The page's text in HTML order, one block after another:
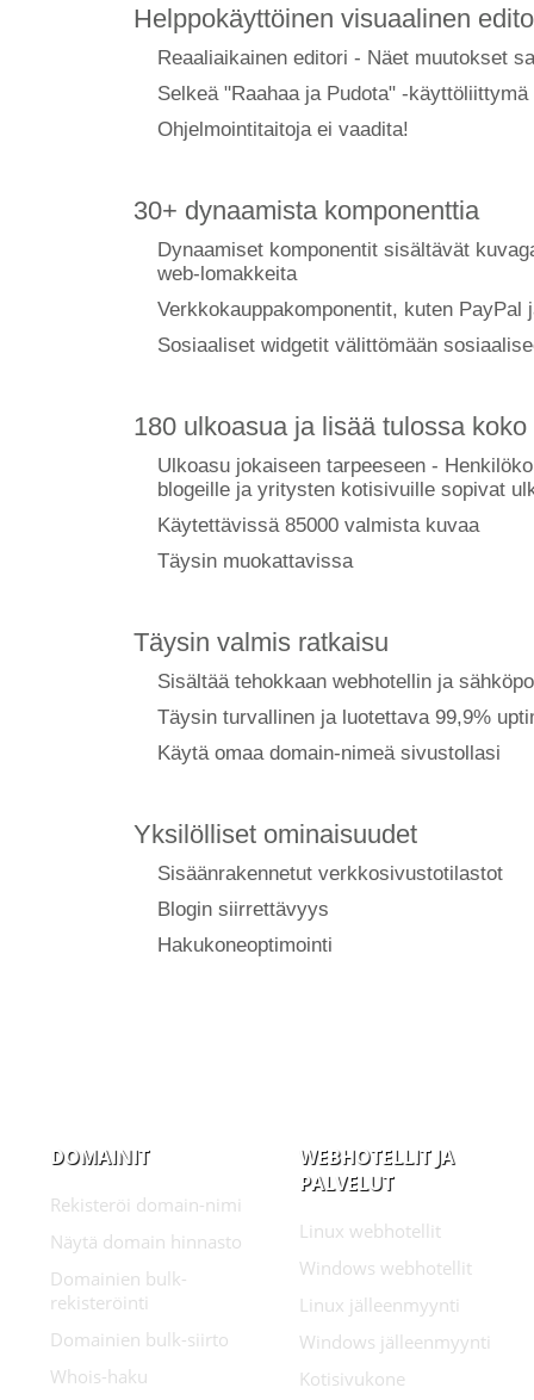
Helppokäyttöinen visuaalinen
Reaaliaikainen editori - Näet muutokset
Selkeä "Raahaa ja Pudota" -käyttöliittymä
Ohjelmointitaitoja ei vaadita!
30+ dynaamista komponenttia
Dynaamiset komponentit sisältävät
web-lomakkeita
Verkkokauppakomponentit, kuten PayPal
Sosiaaliset widgetit välittömään
180 ulkoasua ja lisää tulossa koko
Ulkoasu jokaiseen tarpeeseen -
blogeille ja yritysten kotisivuille sopivat
Käytettävissä 85000 valmista kuvaa
Täysin muokattavissa
Täysin valmis ratkaisu
Sisältää tehokkaan webhotellin ja
Täysin turvallinen ja luotettava 99,9%
Käytä omaa domain-nimeä sivustollasi
Yksilölliset ominaisuudet
Sisäänrakennetut verkkosivustotilastot
Blogin siirrettävyys
Hakukoneoptimointi
DOMAINIT
Rekisteröi domain-nimi
Näytä domain hinnasto
Domainien bulk-
rekisteröinti
Domainien bulk-siirto
Whois-haku
WEBHOTELLIT JA
PALVELUT
Linux webhotellit
Windows webhotellit
Linux jälleenmyynti
Windows jälleenmyynti
Kotisivukone